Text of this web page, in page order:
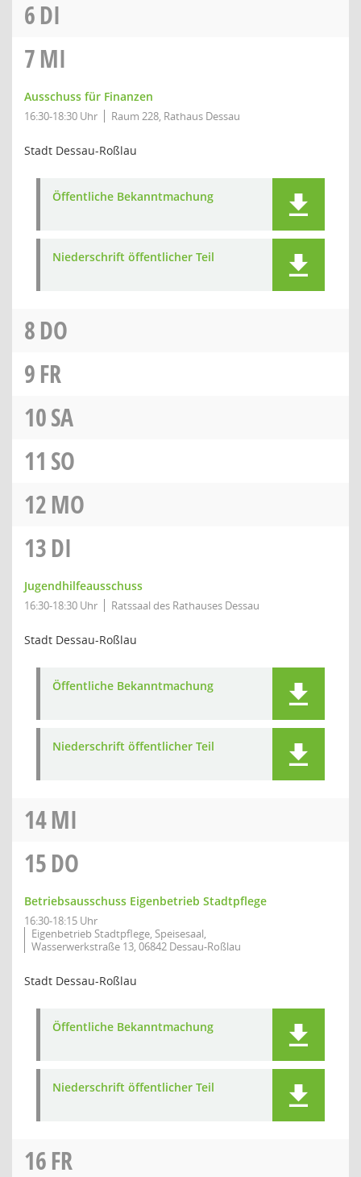
6DI
7MI
Ausschuss für Finanzen
16:30-18:30 Uhr Raum 228, Rathaus Dessau
Stadt Dessau-Roßlau
Öffentliche Bekanntmachung
Niederschrift öffentlicher Teil
8DO
9FR
10SA
11 SO
12MO
13DI
Jugendhilfeausschuss
16:30-18:30 Uhr Ratssaal des Rathauses Dessau
Stadt Dessau-Roßlau
Öffentliche Bekanntmachung
Niederschrift öffentlicher Teil
14MI
15DO
Betriebsausschuss Eigenbetrieb Stadtpflege
16:30-18:15 Uhr
Eigenbetrieb Stadtpflege, Speisesaal,
Wasserwerkstraße 13, 06842 Dessau-Roßlau
Stadt Dessau-Roßlau
Öffentliche Bekanntmachung
Niederschrift öffentlicher Teil
16FR